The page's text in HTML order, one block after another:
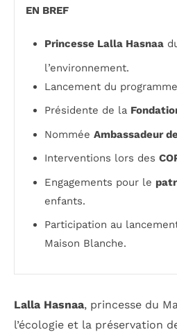
EN BREF
Princesse Lalla Hasnaa
l’environnement.
Lancement du programme
Présidente de la
Nommée Ambassadeur
Interventions lors des
Engagements pour le
enfants.
Participation au
Maison Blanche.
Lalla Hasnaa, princesse du
l’écologie et la préservation